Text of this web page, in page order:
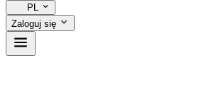
PL
Zaloguj się